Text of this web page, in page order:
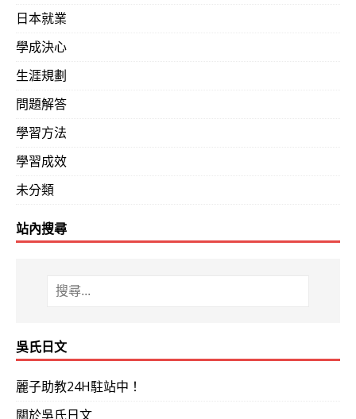
日本就業
學成決心
生涯規劃
問題解答
學習方法
學習成效
未分類
站內搜尋
吳氏日文
麗子助教24H駐站中！
關於吳氏日文